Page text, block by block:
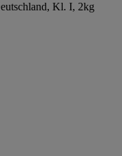
Kl. I, 2kg